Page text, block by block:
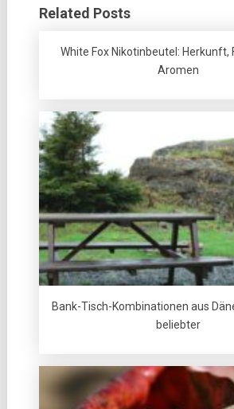
Related Posts
White Fox Nikotinbeutel: Herkunft,
Aromen
Bank-Tisch-Kombinationen aus
beliebter